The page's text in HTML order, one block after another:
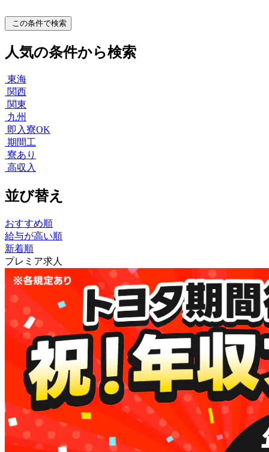
この条件で検索
人気の条件から検索
東海
関西
関東
九州
即入寮OK
期間工
寮あり
高収入
並び替え
おすすめ順
給与が高い順
新着順
プレミア求人